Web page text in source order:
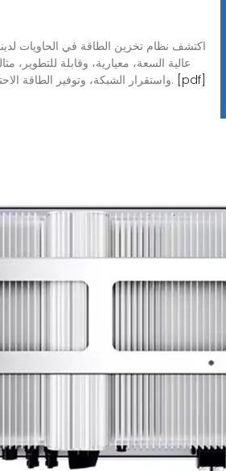
اكتشف نظام تخزين الطاقة في الحاويات
عالية السعة، معيارية، وقابلة للتطوير،
واستقرار الشبكة، وتوفير الطاقة الاحتياطية في حالات الطوارئ. [pdf]